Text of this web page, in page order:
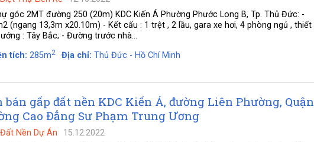
góc 2MT đường 250 (20m) KDC Kiến Á Phường Phước Long B, Tp. Thủ Đức: -
(ngang 13,3m x20.10m) - Kết cấu : 1 trệt , 2 lầu, gara xe hơi, 4 phòng ngủ , thiết
: Tây Bắc; - Đường trước nhà...
tích: 285m2 Địa chỉ: Thủ Đức - Hồ Chí Minh
bán gấp đất nền KDC Kiến Á, đường Liên Phường, Quận
Cao Đẳng Sư Phạm Trung Ương
Đất Nền Dự Án
15.12.2022